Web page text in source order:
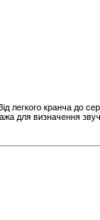
легкого кранча до
для визначення